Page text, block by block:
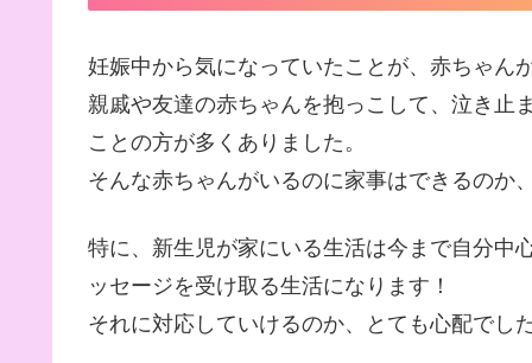
妊娠中から気になっていたことが、赤ちゃん
親戚や友達の赤ちゃんを抱っこして、泣き止
ことの方が多くありました。
そんな赤ちゃんがいるのに家事はできるのか
特に、新生児が家にいる生活は今まで自分中
ッセージを受け取る生活になります！
それに対応していけるのか、とても心配でし